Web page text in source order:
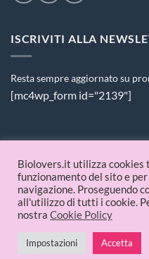
ISCRIVITI ALLA
Resta sempre aggiornato su
[mc4wp_form id="2139"]
PAGAMENTI
© 2026
Biolovers.it utilizza cookies
funzionamento del sito e
navigazione. Proseguendo
all'utilizzo di tutti i cookie.
nostra Cookie Policy
Impostazioni Accetta